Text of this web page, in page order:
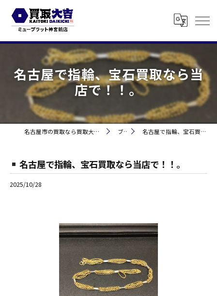
名古屋で指輪、宝石買取なら当
店で！！。
名古屋市の買取なら買取大吉 ミュープラット神宮前 ブログ 名古屋で指輪、宝石買取なら当店で！！。
名古屋で指輪、宝石買取なら当店で！！。
2025/10/28